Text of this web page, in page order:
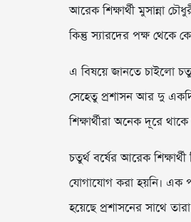
আরেক শিক্ষার্থী মুসান্না
কিন্তু স্যারদের পক্ষ থেকে
এ বিষয়ে জানতে চাইলো
সেহেতু প্রশাসন আর দু
শিক্ষার্থীরা অনেক দূরে
চতুর্থ বর্ষের আরেক
যোগাযোগ করা হয়নি। এক
হয়েছে প্রশাসনের সাথে